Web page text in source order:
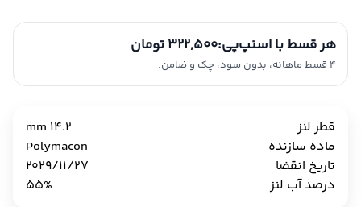
هر قسط با اسنپ‌پی:322,500 تومان
4 قسط ماهانه، بدون سود، چک و ضامن.
قطر لنز
14.2 mm
ماده سازنده
Polymacon
تاریخ انقضا
2029/11/27
درصد آب لنز
55%